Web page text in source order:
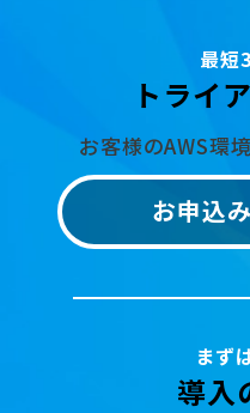
最短
トライ
お客様のAWS環
お申込
まず
導入